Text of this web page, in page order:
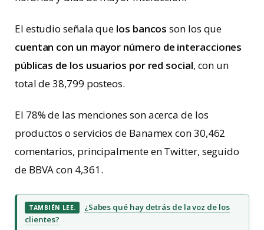
El estudio señala que los bancos son los que
cuentan con un mayor número de interacciones
públicas de los usuarios por red social, con un
total de 38,799 posteos.
El 78% de las menciones son acerca de los
productos o servicios de Banamex con 30,462
comentarios, principalmente en Twitter, seguido
de BBVA con 4,361.
TAMBIÉN LEE.
¿Sabes qué hay detrás de la voz de los
clientes?